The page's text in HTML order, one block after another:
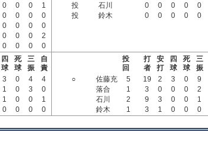
0 0 0
1
0 0 0
0
0 0 0
0
0 0 0
2
0 0 0 0
投
石川 0 0 0 0 0
投
鈴木 0 0 0 0 0
四
球
死
球
三
振
自
責
3 0 4
4
1 0 3
0
1 0 0
1
0 0 0 0
投
回
打
者
安
打
四
球
死
球
三
振
○
佐藤充 5 19 2 3 0 9
落合
1 3 0 0 0 2
石川
2 9 3 0 0 1
鈴木
1 3 1 0 0 0